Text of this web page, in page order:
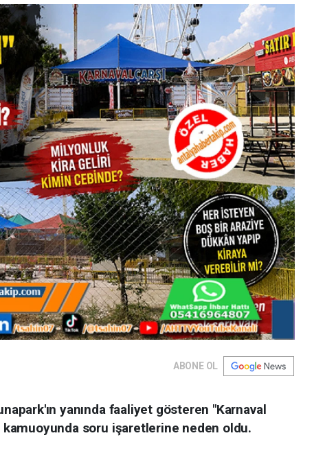
ABONE OL
yanında faaliyet gösteren "Karnaval
kamuoyunda soru işaretlerine neden oldu.